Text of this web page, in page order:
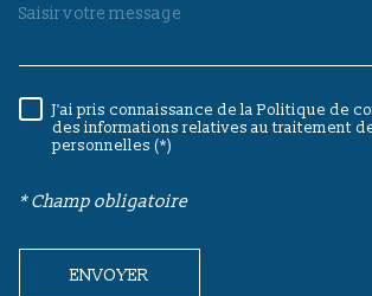
RÈGLEMENTATION
J'ai pris connaissance de la Politique de
des informations relatives au traitement
personnelles (*)
* Champ obligatoire
ENVOYER